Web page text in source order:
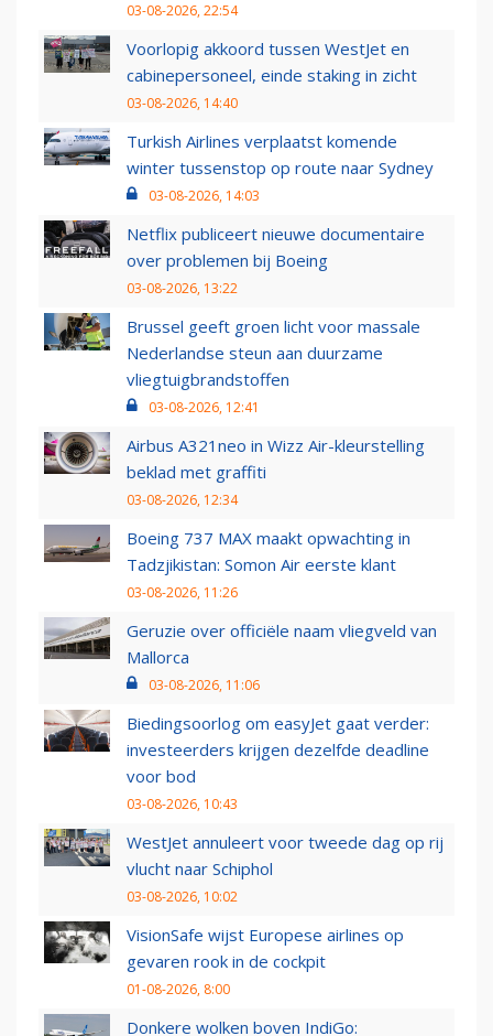
03-08-2026, 22:54
Voorlopig akkoord tussen WestJet en
cabinepersoneel, einde staking in zicht
03-08-2026, 14:40
Turkish Airlines verplaatst komende
winter tussenstop op route naar Sydney
03-08-2026, 14:03
Netflix publiceert nieuwe documentaire
over problemen bij Boeing
03-08-2026, 13:22
Brussel geeft groen licht voor massale
Nederlandse steun aan duurzame
vliegtuigbrandstoffen
03-08-2026, 12:41
Airbus A321neo in Wizz Air-kleurstelling
beklad met graffiti
03-08-2026, 12:34
Boeing 737 MAX maakt opwachting in
Tadzjikistan: Somon Air eerste klant
03-08-2026, 11:26
Geruzie over officiële naam vliegveld van
Mallorca
03-08-2026, 11:06
Biedingsoorlog om easyJet gaat verder:
investeerders krijgen dezelfde deadline
voor bod
03-08-2026, 10:43
WestJet annuleert voor tweede dag op rij
vlucht naar Schiphol
03-08-2026, 10:02
VisionSafe wijst Europese airlines op
gevaren rook in de cockpit
01-08-2026, 8:00
Donkere wolken boven IndiGo: